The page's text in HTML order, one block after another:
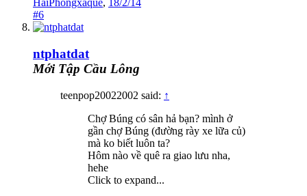
HaiPhongxaque, 18/2/14
#6
ntphatdat
Mới Tập Cầu Lông
teenpop20022002 said: ↑
Chợ Búng có sân hả bạn? mình ở
gần chợ Búng (đường rày xe lữa củ)
mà ko biết luôn ta?
Hôm nào về quê ra giao lưu nha,
hehe
Click to expand...